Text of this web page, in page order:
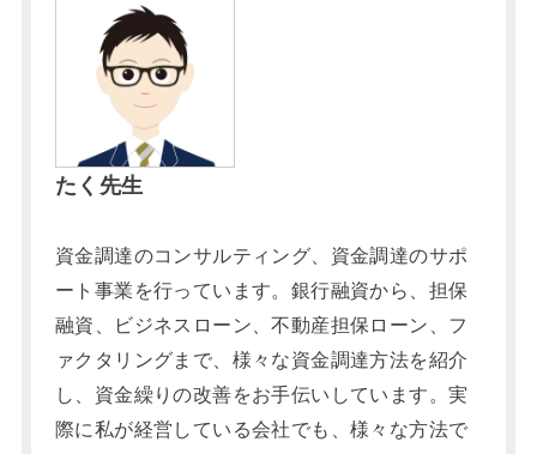
たく先生
資金調達のコンサルティング、資金調達のサポ
ート事業を行っています。銀行融資から、担保
融資、ビジネスローン、不動産担保ローン、フ
ァクタリングまで、様々な資金調達方法を紹介
し、資金繰りの改善をお手伝いしています。実
際に私が経営している会社でも、様々な方法で